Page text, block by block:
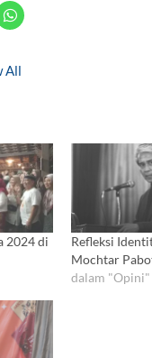
All
2024 di
Refleksi
Mochtar
dalam "Opini"